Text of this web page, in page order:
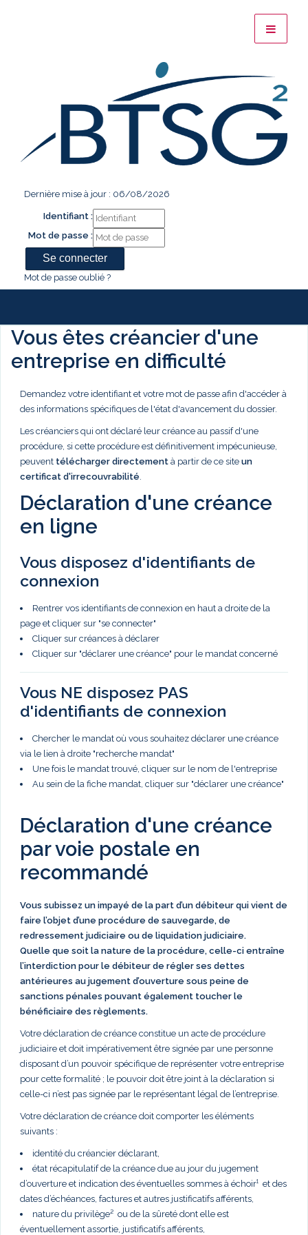
Dernière mise à jour : 06/08/2026
Identifiant :
Mot de passe :
Mot de passe oublié ?
Vous êtes créancier d'une
entreprise en difficulté
Demandez votre identifiant et votre mot de passe afin d'accéder à
des informations spécifiques de l'état d'avancement du dossier.
Les créanciers qui ont déclaré leur créance au passif d'une
procédure, si cette procédure est définitivement impécunieuse,
peuvent télécharger directement à partir de ce site un
certificat d'irrecouvrabilité.
Déclaration d'une créance
en ligne
Vous disposez d'identifiants de
connexion
Rentrer vos identifiants de connexion en haut a droite de la
page et cliquer sur "se connecter"
Cliquer sur créances à déclarer
Cliquer sur "déclarer une créance" pour le mandat concerné
Vous NE disposez PAS
d'identifiants de connexion
Chercher le mandat où vous souhaitez déclarer une créance
via le lien à droite "recherche mandat"
Une fois le mandat trouvé, cliquer sur le nom de l'entreprise
Au sein de la fiche mandat, cliquer sur "déclarer une créance"
Déclaration d'une créance
par voie postale en
recommandé
Vous subissez un impayé de la part d’un débiteur qui vient de
faire l’objet d’une procédure de sauvegarde, de
redressement judiciaire ou de liquidation judiciaire.
Quelle que soit la nature de la procédure, celle-ci entraîne
l’interdiction pour le débiteur de régler ses dettes
antérieures au jugement d’ouverture sous peine de
sanctions pénales pouvant également toucher le
bénéficiaire des règlements.
Votre déclaration de créance constitue un acte de procédure
judiciaire et doit impérativement être signée par une personne
disposant d’un pouvoir spécifique de représenter votre entreprise
pour cette formalité ; le pouvoir doit être joint à la déclaration si
celle-ci n’est pas signée par le représentant légal de l’entreprise.
Votre déclaration de créance doit comporter les éléments
suivants :
identité du créancier déclarant,
état récapitulatif de la créance due au jour du jugement
d’ouverture et indication des éventuelles sommes à échoir¹ et des
dates d’échéances, factures et autres justificatifs afférents,
nature du privilège² ou de la sûreté dont elle est
éventuellement assortie, justificatifs afférents,